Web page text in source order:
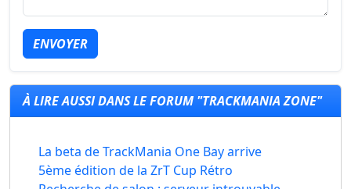
ENVOYER
À LIRE AUSSI DANS LE FORUM "TRACKMANIA ZONE"
La beta de TrackMania One Bay arrive
5ème édition de la ZrT Cup Rétro